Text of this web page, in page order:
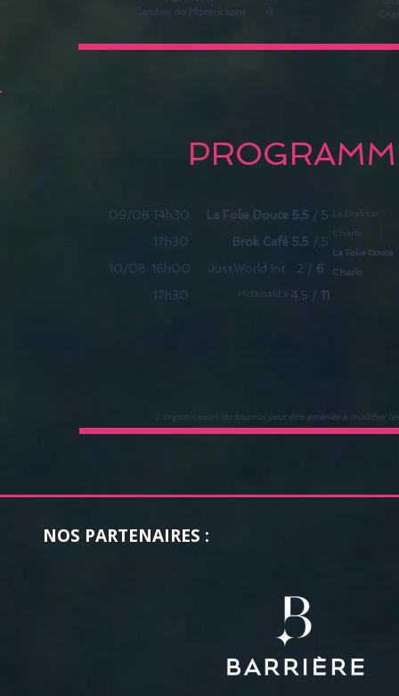
5,5 / 5
5,5 / 5
2 / 6
4.5 / 11
Le Drakkar
Charlo
La Folie Douce
Charlo
La Folie Douce
Brok Café
JustWorld Int.
McDonald's
14h30
17h30
16 h00
17h30
09/08
10/08
L'organisation du tournoi peut être aménée à modifier
NOS PARTENAIRES :